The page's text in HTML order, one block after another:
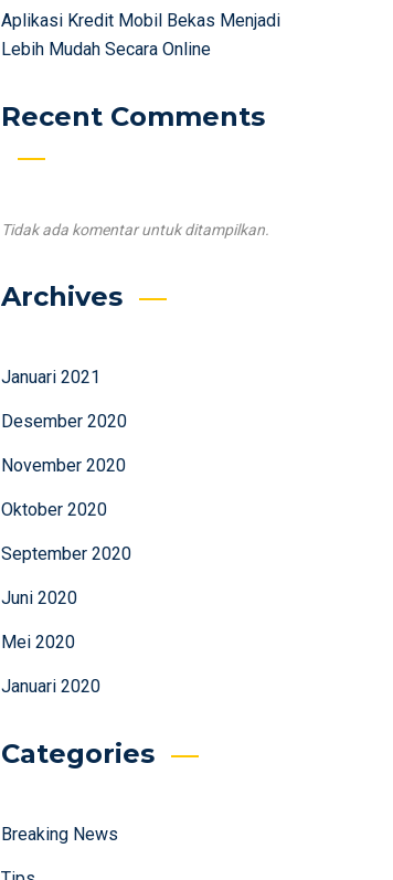
Aplikasi Kredit Mobil Bekas Menjadi
Lebih Mudah Secara Online
Recent Comments
Tidak ada komentar untuk ditampilkan.
Archives
Januari 2021
Desember 2020
November 2020
Oktober 2020
September 2020
Juni 2020
Mei 2020
Januari 2020
Categories
Breaking News